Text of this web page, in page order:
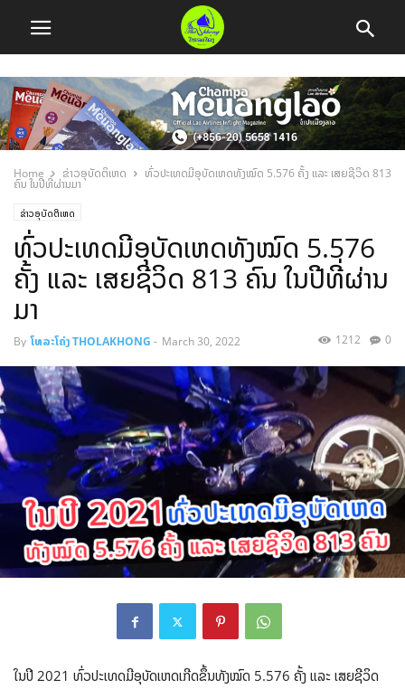
Home ຂ່າວອຸບັດຕິເຫດ ທົ່ວປະເທດມີອຸບັດເຫດທັງໝົດ 5.576 ຄັ້ງ ແລະ ເສຍຊີວິດ 813
ຄົນ ໃນປີທີ່ຜ່ານມາ
ຂ່າວອຸບັດຕິເຫດ
ທົ່ວປະເທດມີອຸບັດເຫດທັງໝົດ 5.576
ຄັ້ງ ແລະ ເສຍຊີວິດ 813 ຄົນ ໃນປີທີ່ຜ່ານ
ມາ
By ໂທລະໂຄ່ງ THOLAKHONG - March 30, 2022 0
1212
ໃນປີ 2021 ທົ່ວປະເທດມີອຸບັດເຫດເກີດຂຶ້ນທັງໝົດ 5.576 ຄັ້ງ ແລະ ເສຍຊີວິດ